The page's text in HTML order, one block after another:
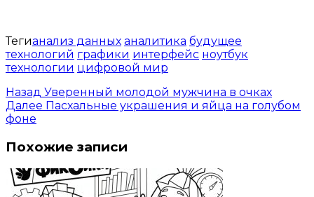
Тегианализ данных аналитика будущее
технологий графики интерфейс ноутбук
технологии цифровой мир
Назад Уверенный молодой мужчина в очках
Далее Пасхальные украшения и яйца на голубом
фоне
Похожие записи